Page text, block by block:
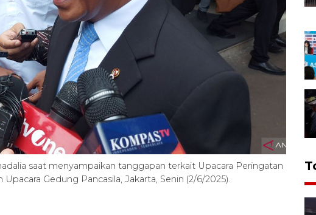
saat menyampaikan tanggapan terkait Upacara Peringatan
Gedung Pancasila, Jakarta, Senin (2/6/2025).